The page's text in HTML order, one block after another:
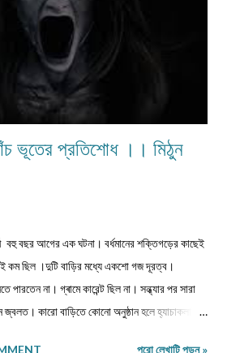
ভূতের প্রতিশোধ ।। মিঠুন
বহু বছর আগের এক ঘটনা। বর্ধমানের শক্তিগড়ের কাছেই
কম ছিল ।দুটি বাড়ির মধ্যে একশো গজ দূরত্ব।
না। গ্ৰামে কারেন্ট ছিল না। সন্ধ্যার পর সারা
জ্বলত। কারো বাড়িতে কোনো অনুষ্ঠান হলে হ্যাচাকলাইট
পুরো লেখাটি পড়ুন »